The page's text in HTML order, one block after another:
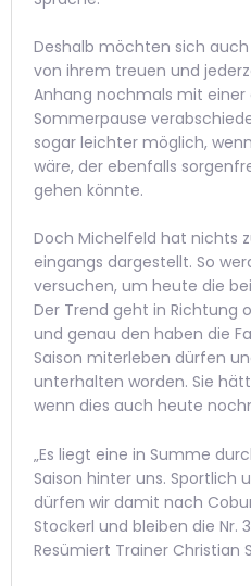
Deshalb möchten sich
von ihrem treuen und
Anhang nochmals mit einer
Sommerpause
sogar leichter möglich,
wäre, der ebenfalls
gehen könnte.
Doch Michelfeld hat nichts
eingangs dargestellt. So
versuchen, um heute die
Der Trend geht in Richtung
und genau den haben die
Saison miterleben dürfen
unterhalten worden. Sie
wenn dies auch heute
„Es liegt eine in Summe
Saison hinter uns. Sportlich
dürfen wir damit nach
Stockerl und bleiben die Nr.
Resümiert Trainer Christian